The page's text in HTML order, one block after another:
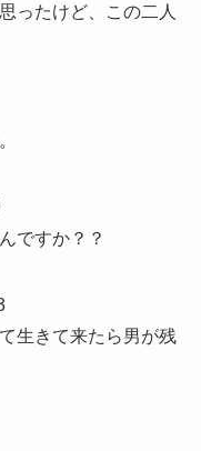
ったけど、この二人
ですか？？
生きて来たら男が残